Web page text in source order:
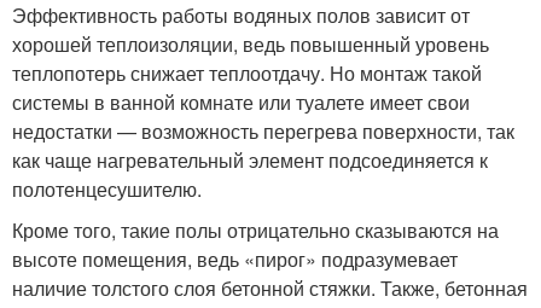
Эффективность работы водяных полов зависит от
хорошей теплоизоляции, ведь повышенный уровень
теплопотерь снижает теплоотдачу. Но монтаж такой
системы в ванной комнате или туалете имеет свои
недостатки — возможность перегрева поверхности, так
как чаще нагревательный элемент подсоединяется к
полотенцесушителю.
Кроме того, такие полы отрицательно сказываются на
высоте помещения, ведь «пирог» подразумевает
наличие толстого слоя бетонной стяжки. Также, бетонная